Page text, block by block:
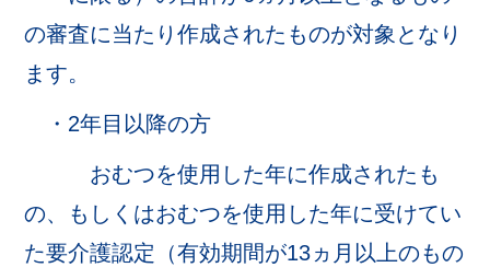
の審査に当たり作成されたものが対象となり
ます。
・2年目以降の方
おむつを使用した年に作成されたも
の、もしくはおむつを使用した年に受けてい
た要介護認定（有効期間が13ヵ月以上のもの